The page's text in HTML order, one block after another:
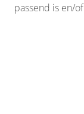
passend is en/